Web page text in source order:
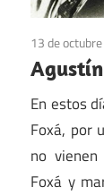
13 de
En estos
Foxá, por
no
Foxá y